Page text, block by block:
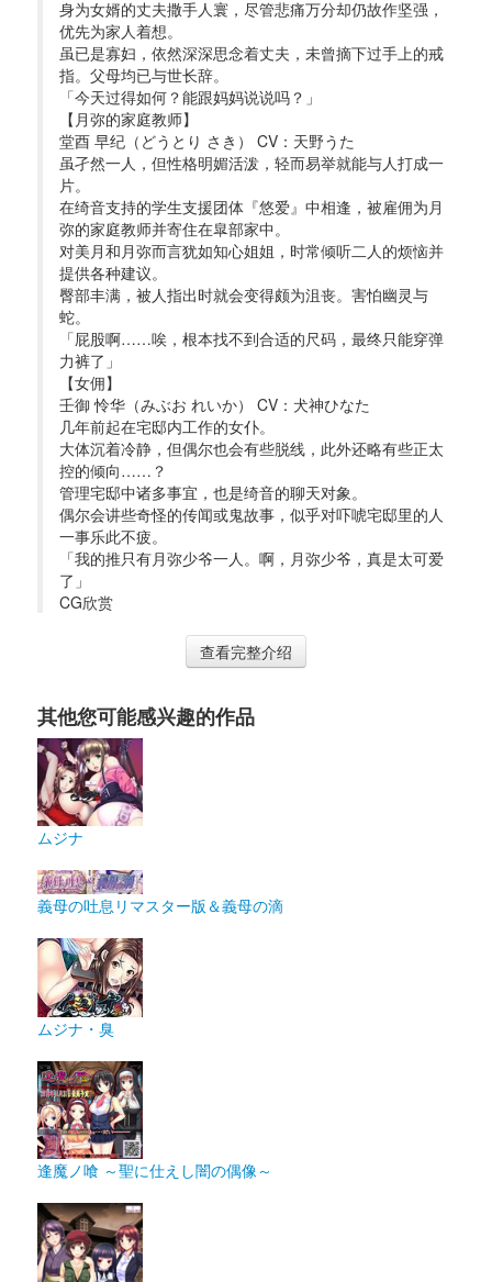
身为女婿的丈夫撒手人寰，尽管悲痛万分却仍故作坚强，
优先为家人着想。
虽已是寡妇，依然深深思念着丈夫，未曾摘下过手上的戒
指。父母均已与世长辞。
「今天过得如何？能跟妈妈说说吗？」
【月弥的家庭教师】
堂酉 早纪（どうとり さき） CV：天野うた
虽孑然一人，但性格明媚活泼，轻而易举就能与人打成一
片。
在绮音支持的学生支援团体『悠爱』中相逢，被雇佣为月
弥的家庭教师并寄住在皐部家中。
对美月和月弥而言犹如知心姐姐，时常倾听二人的烦恼并
提供各种建议。
臀部丰满，被人指出时就会变得颇为沮丧。害怕幽灵与
蛇。
「屁股啊……唉，根本找不到合适的尺码，最终只能穿弹
力裤了」
【女佣】
壬御 怜华（みぶお れいか） CV：犬神ひなた
几年前起在宅邸内工作的女仆。
大体沉着冷静，但偶尔也会有些脱线，此外还略有些正太
控的倾向……？
管理宅邸中诸多事宜，也是绮音的聊天对象。
偶尔会讲些奇怪的传闻或鬼故事，似乎对吓唬宅邸里的人
一事乐此不疲。
「我的推只有月弥少爷一人。啊，月弥少爷，真是太可爱
了」
CG欣赏
查看完整介绍
其他您可能感兴趣的作品
ムジナ
義母の吐息リマスター版＆義母の滴
ムジナ・臭
逢魔ノ喰 ～聖に仕えし闇の偶像～